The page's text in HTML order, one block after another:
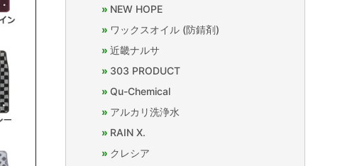
NEW HOPE
ワックスオイル (防錆剤)
近畿ナルサ
303 PRODUCT
Qu-Chemical
アルカリ洗浄水
RAIN X.
クレシア